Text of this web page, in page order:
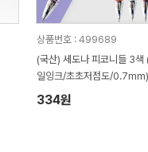
상품번호 : 499689
(국산) 세도나 피코니들 3색
일잉크/초초저점도/0.7mm)
334원